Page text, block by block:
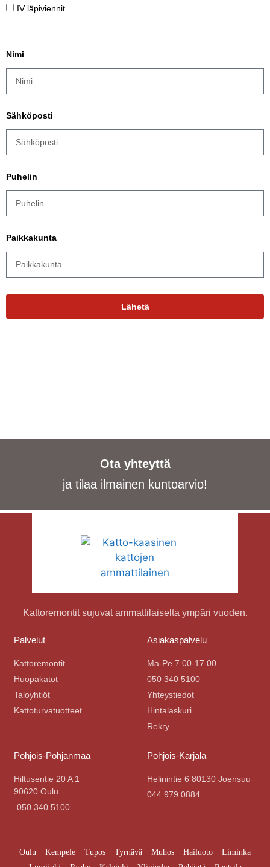
IV läpiviennit
Nimi
Sähköposti
Puhelin
Paikkakunta
Lähetä
Ota yhteyttä
ja tilaa ilmainen kuntoarvio!
Kattoremontit sujuvat ammattilaiselta ympäri vuoden.
Palvelut
Kattoremontit
Huopakatot
Taloyhtiöt
Kattoturvatuotteet
Asiakaspalvelu
Ma-Pe 7.00-17.00
050 340 5100
Yhteystiedot
Hintalaskuri
Rekry
Pohjois-Pohjanmaa
Hiltusentie 20 A 1
90620 Oulu
050 340 5100
Pohjois-Karjala
Helinintie 6 80130 Joensuu
044 979 0884
Oulu Kempele Tupos Tyrnävä Muhos Hailuoto
Liminka